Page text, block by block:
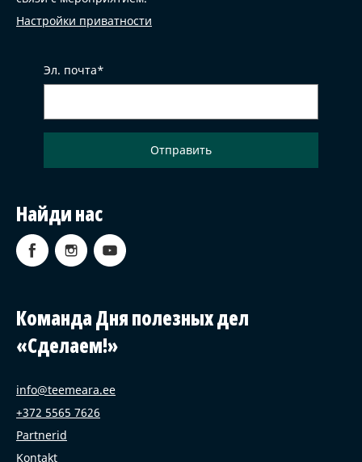
Настройки приватности
Эл. почта
Найди нас
Команда Дня полезных дел
«Сделаем!»
info@teemeara.ee
+372 5565 7626
Partnerid
Kontakt